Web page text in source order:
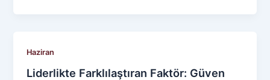
Haziran
Liderlikte Farklılaştıran Faktör: Güven